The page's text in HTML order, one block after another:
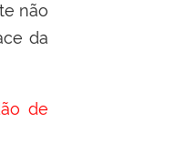
não
da
de